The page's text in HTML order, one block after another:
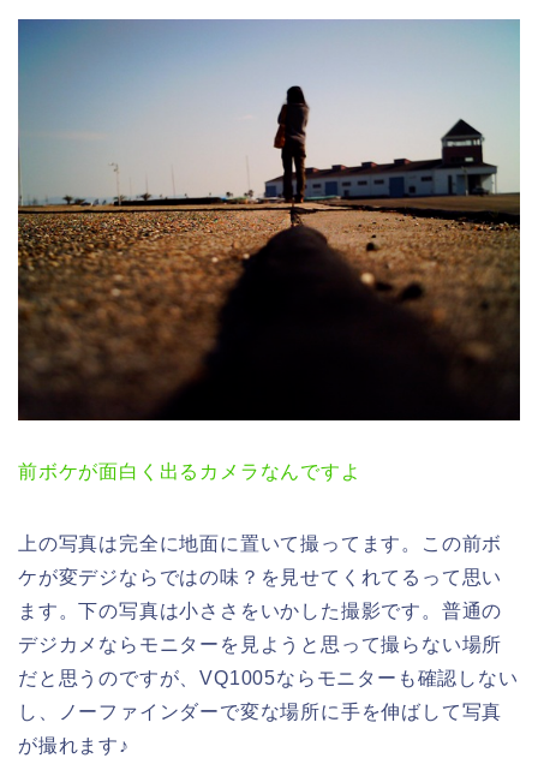
前ボケが面白く出るカメラなんですよ
上の写真は完全に地面に置いて撮ってます。この前ボ
ケが変デジならではの味？を見せてくれてるって思い
ます。下の写真は小ささをいかした撮影です。普通の
デジカメならモニターを見ようと思って撮らない場所
だと思うのですが、VQ1005ならモニターも確認しない
し、ノーファインダーで変な場所に手を伸ばして写真
が撮れます♪